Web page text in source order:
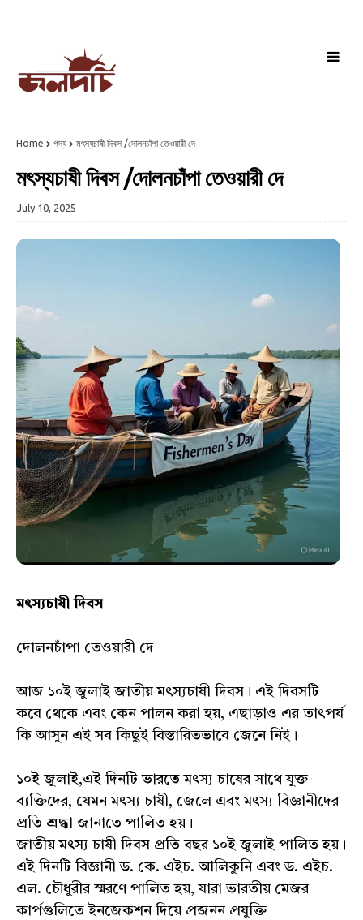
Home গদ্য মৎস্যচাষী দিবস /দোলনচাঁপা তেওয়ারী দে
মৎস্যচাষী দিবস /দোলনচাঁপা তেওয়ারী দে
July 10, 2025
মৎস্যচাষী দিবস
দোলনচাঁপা তেওয়ারী দে
আজ ১০ই জুলাই জাতীয় মৎস্যচাষী দিবস। এই দিবসটি
কবে থেকে এবং কেন পালন করা হয়, এছাড়াও এর তাৎপর্য
কি আসুন এই সব কিছুই বিস্তারিতভাবে জেনে নিই।
১০ই জুলাই,এই দিনটি ভারতে মৎস্য চাষের সাথে যুক্ত
ব্যক্তিদের, যেমন মৎস্য চাষী, জেলে এবং মৎস্য বিজ্ঞানীদের
প্রতি শ্রদ্ধা জানাতে পালিত হয়।
জাতীয় মৎস্য চাষী দিবস প্রতি বছর ১০ই জুলাই পালিত হয়।
এই দিনটি বিজ্ঞানী ড. কে. এইচ. আলিকুনি এবং ড. এইচ.
এল. চৌধুরীর স্মরণে পালিত হয়, যারা ভারতীয় মেজর
কার্পগুলিতে ইনজেকশন দিয়ে প্রজনন প্রযুক্তি